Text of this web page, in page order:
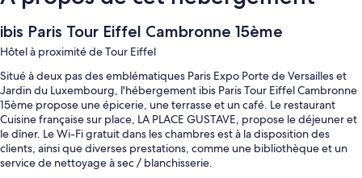
ibis Paris Tour Eiffel Cambronne 15ème
Hôtel à proximité de Tour Eiffel
Situé à deux pas des emblématiques Paris Expo Porte de Versailles et
Jardin du Luxembourg, l'hébergement ibis Paris Tour Eiffel Cambronne
15ème propose une épicerie, une terrasse et un café. Le restaurant
Cuisine française sur place, LA PLACE GUSTAVE, propose le déjeuner et
le dîner. Le Wi-Fi gratuit dans les chambres est à la disposition des
clients, ainsi que diverses prestations, comme une bibliothèque et un
service de nettoyage à sec / blanchisserie.